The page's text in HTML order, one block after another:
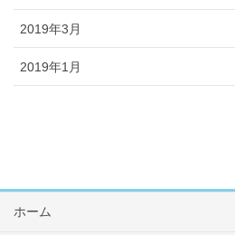
2019年3月
2019年1月
ホーム